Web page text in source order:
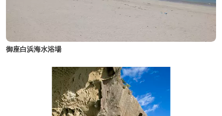
御座白浜海水浴場